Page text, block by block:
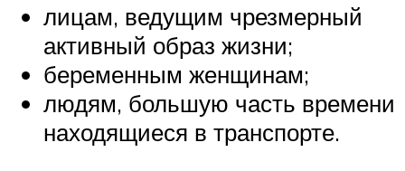
лицам, ведущим чрезмерный
активный образ жизни;
беременным женщинам;
людям, большую часть времени
находящиеся в транспорте.